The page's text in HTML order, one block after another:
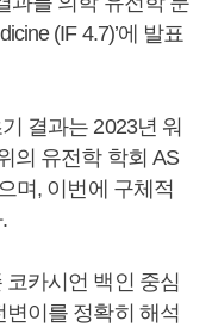
(IF 4.7)’에 발표
결과는 2023년 워
의 유전학 학회 AS
며, 이번에 구체적
카시언 백인 중심
이를 정확히 해석